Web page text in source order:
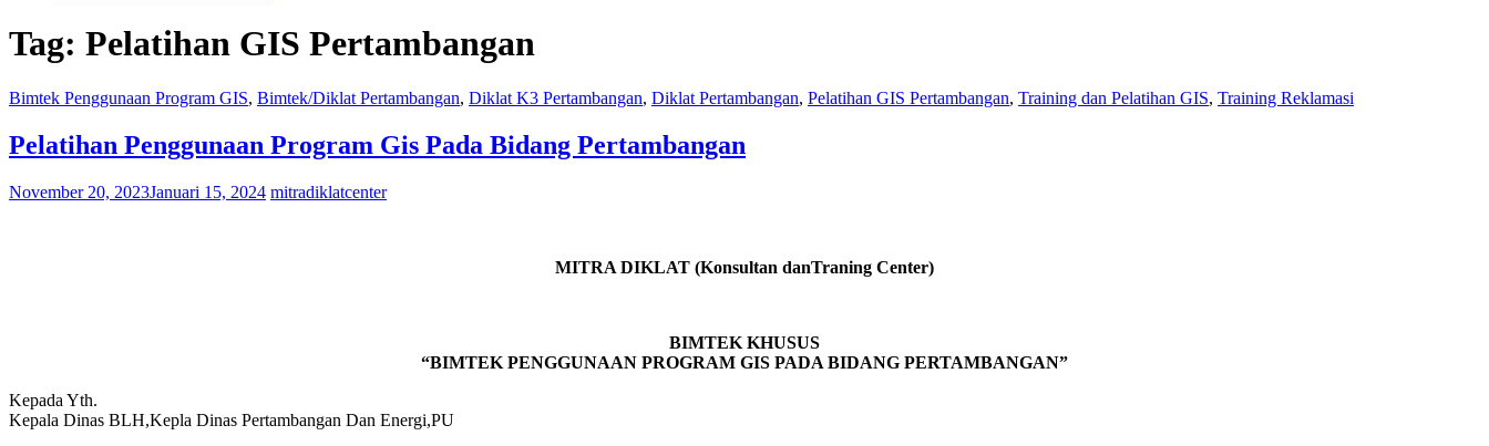
Tag: Pelatihan GIS Pertambangan
Bimtek Penggunaan Program GIS, Bimtek/Diklat Pertambangan, Diklat K3 Pertambangan, Diklat Pertambangan, Pelatihan GIS Pertambangan, Training dan Pelatihan GIS, Training Reklamasi
Pelatihan Penggunaan Program Gis Pada Bidang Pertambangan
November 20, 2023Januari 15, 2024 mitradiklatcenter
MITRA DIKLAT (Konsultan danTraning Center)
BIMTEK KHUSUS
“BIMTEK PENGGUNAAN PROGRAM GIS PADA BIDANG PERTAMBANGAN”
Kepada Yth.
Kepala Dinas BLH,Kepla Dinas Pertambangan Dan Energi,PU